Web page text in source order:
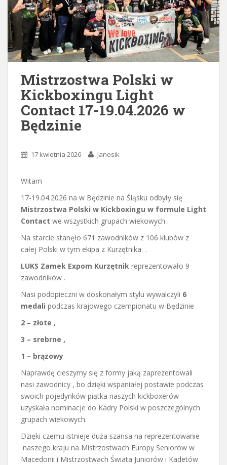
Mistrzostwa Polski w
Kickboxingu Light
Contact 17-19.04.2026 w
Będzinie
17 kwietnia 2026 Janosik
Witam
17-19.04.2026 na w Będzinie na Śląsku odbyły się
Mistrzostwa Polski w Kickboxingu w formule Light
Contact we wszystkich grupach wiekowych .
Na starcie stanęło 671 zawodników z 106 klubów z
całej Polski w tym ekipa z Kurzętnika .
LUKS Zamek Expom Kurzętnik reprezentowało 9
zawodników .
Nasi podopieczni w doskonałym stylu wywalczyli 6
medali podczas krajowego czempionatu w Będzinie
2 – złote ,
3 – srebrne ,
1 – brązowy
Naprawdę cieszymy się z formy jaką zaprezentowali
nasi zawodnicy , bo dzięki wspaniałej postawie podczas
swoich pojedynków piątka naszych kickboxerów
uzyskała nominacje do Kadry Polski w poszczególnych
grupach wiekowych.
Dzięki czemu istnieje duża szansa na reprezentowanie
naszego kraju na Mistrzostwach Europy Seniorów w
Macedonii i Mistrzostwach Świata Juniorów i Kadetów